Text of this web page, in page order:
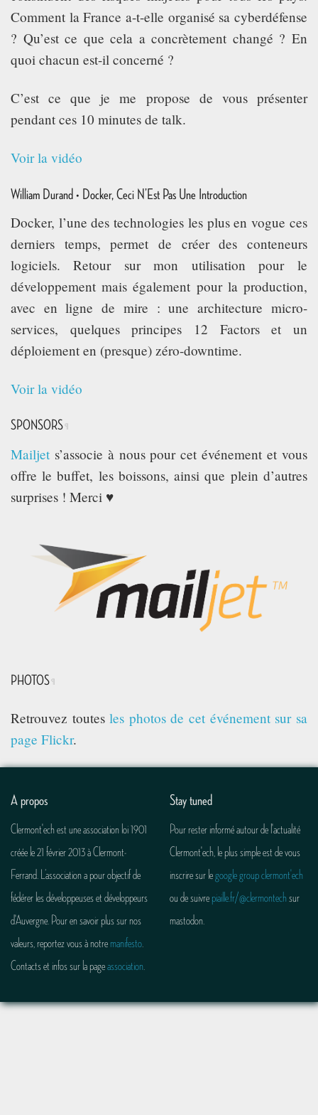
Comment la France a-t-elle organisé sa cyberdéfense
? Qu’est ce que cela a concrètement changé ? En
quoi chacun est-il concerné ?
C’est ce que je me propose de vous présenter
pendant ces 10 minutes de talk.
Voir la vidéo
William Durand • Docker, Ceci N’Est Pas Une Introduction
Docker, l’une des technologies les plus en vogue ces
derniers temps, permet de créer des conteneurs
logiciels. Retour sur mon utilisation pour le
développement mais également pour la production,
avec en ligne de mire : une architecture micro-
services, quelques principes 12 Factors et un
déploiement en (presque) zéro-downtime.
Voir la vidéo
SPONSORS¶
Mailjet s’associe à nous pour cet événement et vous
offre le buffet, les boissons, ainsi que plein d’autres
surprises ! Merci ♥
PHOTOS¶
Retrouvez toutesles photos de cet événement sur sa
page Flickr.
A propos
Clermont'ech est une association loi 1901
créée le 21 février 2013 à Clermont-
Ferrand. L’association a pour objectif de
fédérer les développeuses et développeurs
d'Auvergne. Pour en savoir plus sur nos
valeurs, reportez vous à notre manifesto
Contacts et infos sur la pageassociation
Stay tuned
Pour rester informé autour de l'actualité
Clermont'ech, le plus simple est de vous
inscrire sur legoogle group clermont'ech
ou de suivre piaille.fr/@clermontech sur
mastodon.